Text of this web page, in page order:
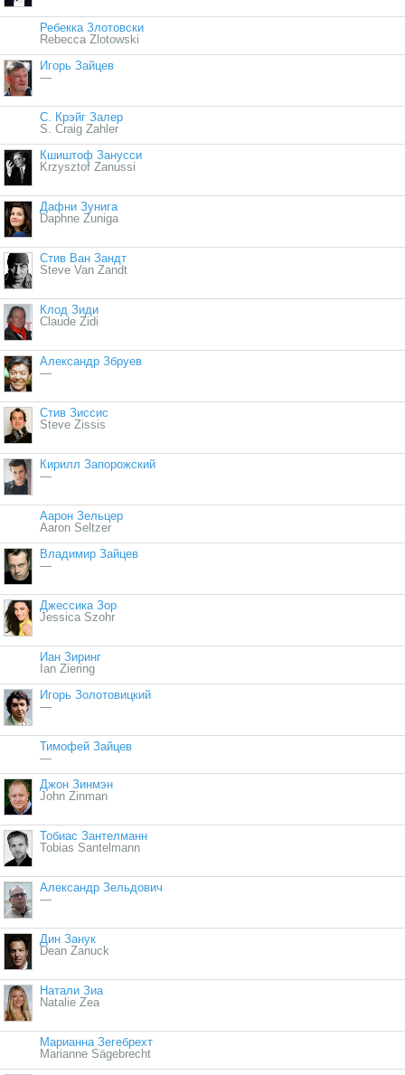
Ребекка Злотовски
Rebecca Zlotowski
Игорь Зайцев
—
С. Крэйг Залер
S. Craig Zahler
Кшиштоф Занусси
Krzysztof Zanussi
Дафни Зунига
Daphne Zuniga
Стив Ван Зандт
Steve Van Zandt
Клод Зиди
Claude Zidi
Александр Збруев
—
Стив Зиссис
Steve Zissis
Кирилл Запорожский
—
Аарон Зельцер
Aaron Seltzer
Владимир Зайцев
—
Джессика Зор
Jessica Szohr
Иан Зиринг
Ian Ziering
Игорь Золотовицкий
—
Тимофей Зайцев
—
Джон Зинмэн
John Zinman
Тобиас Зантелманн
Tobias Santelmann
Александр Зельдович
—
Дин Занук
Dean Zanuck
Натали Зиа
Natalie Zea
Марианна Зегебрехт
Marianne Sägebrecht